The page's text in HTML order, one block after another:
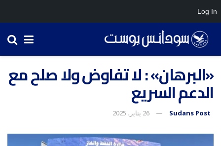
«البرهان» : لا تفاوض ولا صلح مع
الدعم السريع
Sudans Post 26 يناير، 2025
Log In